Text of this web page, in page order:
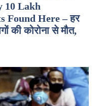
10 Lakh
Found Here – हर
की कोरोना से मौत,